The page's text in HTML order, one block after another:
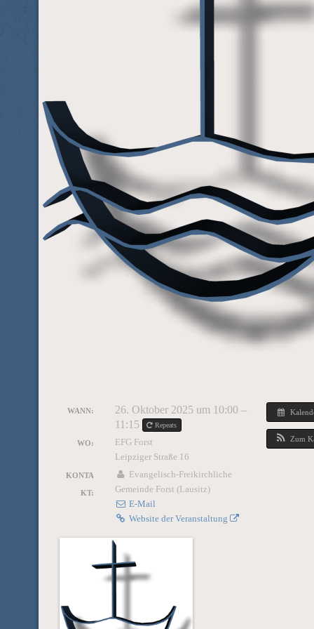
Zum
WANN:
26. Oktober 2025 um 10:00 –
11:15
Repeats
WO:
EFG Forst
Leipziger Straße 16
KONTA
KT:
Evangelisch-Freikirchliche
Gemeinde Forst (Lausitz)
E-Mail
Website der Veranstaltung